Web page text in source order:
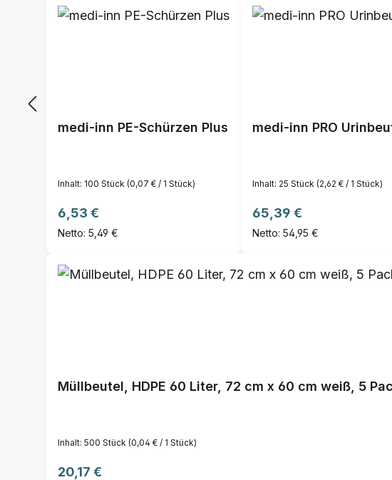
medi-inn PE-Schürzen Plus
Inhalt: 100 Stück (0,07 € / 1 Stück)
Regulärer Preis:
6,53 €
Netto: 5,49 €
medi-inn PRO
Inhalt: 25 Stück (2,62 € / 1 Stück)
Regulärer Preis:
65,39 €
Netto: 54,95 €
Müllbeutel, HDPE 60 Liter, 72 cm x 60
Inhalt: 500 Stück (0,04 € / 1 Stück)
Regulärer Preis:
20,17 €